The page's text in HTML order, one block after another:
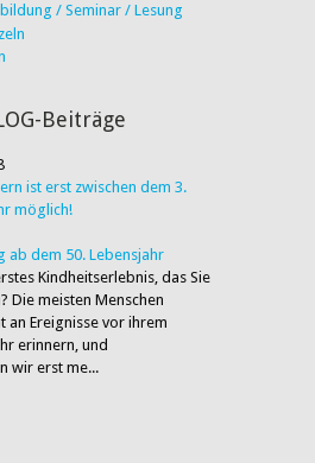
/ Seminar / Lesung
Beiträge
ist erst zwischen dem 3.
möglich!
ab dem 50. Lebensjahr
Kindheitserlebnis, das Sie
Die meisten Menschen
an Ereignisse vor ihrem
erinnern, und
wir erst me...